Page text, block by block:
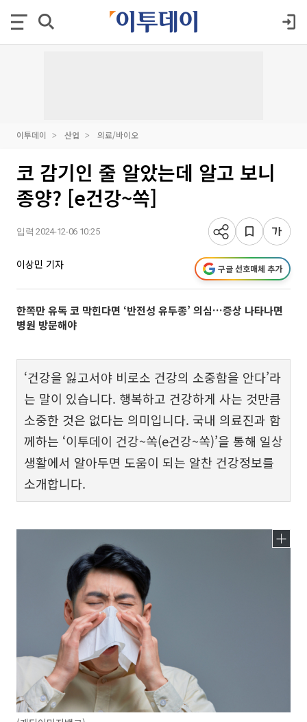
이투데이 산업 의료/바이오
코 감기인 줄 알았는데 알고 보니
종양? [e건강~쏙]
입력 2024-12-06 10:25
이상민 기자 구글 선호매체 추가
한쪽만 유독 코 막힌다면 ‘반전성 유두종’ 의심…증상 나타나면
병원 방문해야
‘건강을 잃고서야 비로소 건강의 소중함을 안다’라
는 말이 있습니다. 행복하고 건강하게 사는 것만큼
소중한 것은 없다는 의미입니다. 국내 의료진과 함
께하는 ‘이투데이 건강~쏙(e건강~쏙)’을 통해 일상
생활에서 알아두면 도움이 되는 알찬 건강정보를
소개합니다.